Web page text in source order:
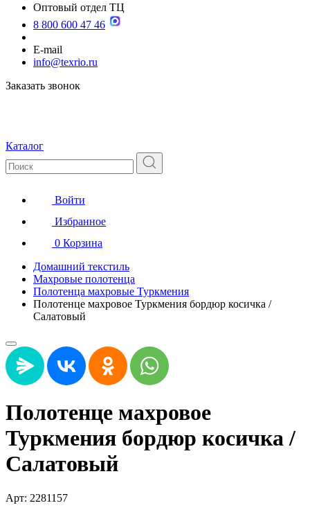
Оптовый отдел ТЦ
8 800 600 47 46
E-mail
info@texrio.ru
Заказать звонок
Каталог
Войти
Избранное
0 Корзина
Домашний текстиль
Махровые полотенца
Полотенца махровые Туркмения
Полотенце махровое Туркмения бордюр косичка /
Салатовый
Полотенце махровое
Туркмения бордюр косичка /
Салатовый
Арт: 2281157